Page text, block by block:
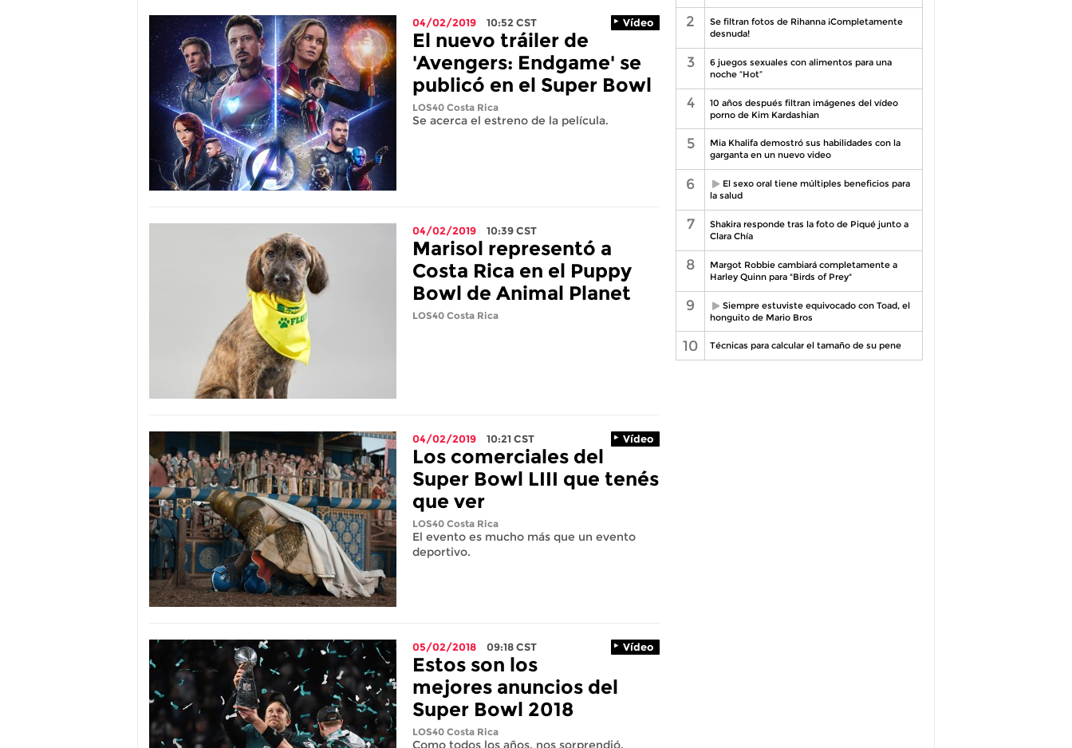
04/02/2019 10:52 CST Vídeo
El nuevo tráiler de
'Avengers: Endgame' se
publicó en el Super Bowl
LOS40 Costa Rica
Se acerca el estreno de la película.
04/02/2019 10:39CST
Marisol representó a
Costa Rica en el Puppy
Bowl de Animal Planet
LOS40 Costa Rica
04/02/2019 10:21 CST Vídeo
Los comerciales del
Super Bowl LIII que tenés
que ver
LOS40 Costa Rica
El evento es mucho más que un evento
deportivo.
05/02/2018 09:18CST Vídeo
Estos son los
mejores anuncios del
Super Bowl 2018
LOS40 Costa Rica
Como todos los años, nos sorprendió.
2
Se filtran fotos de Rihanna ¡Completamente
desnuda!
3
6 juegos sexuales con alimentos para una
noche “Hot”
4
10 años después filtran imágenes del vídeo
porno de Kim Kardashian
5
Mia Khalifa demostró sus habilidades con la
garganta en un nuevo video
6
El sexo oral tiene múltiples beneficios para
la salud
7
Shakira responde tras la foto de Piqué junto a
Clara Chía
8
Margot Robbie cambiará completamente a
Harley Quinn para "Birds of Prey"
9
Siempre estuviste equivocado con Toad, el
honguito de Mario Bros
10 Técnicas para calcular el tamaño de su pene